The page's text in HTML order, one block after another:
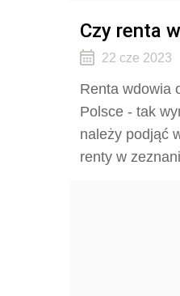
Czy renta
22 cze 2023
Renta wdowia
Polsce - tak
należy podjąć
renty w